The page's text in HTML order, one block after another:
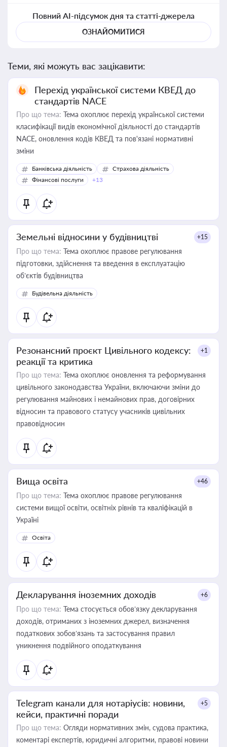
Повний AI-підсумок дня та статті-джерела
ОЗНАЙОМИТИСЯ
Теми, які можуть вас зацікавити:
Перехід української системи КВЕД до
стандартів NACE
Про що тема: Тема охоплює перехід української системи
класифікації видів економічної діяльності до стандартів
NACE, оновлення кодів КВЕД та пов'язані нормативні
зміни
Банківська діяльність
Страхова діяльність
Фінансові послуги
+13
Земельні відносини у будівництві +15
Про що тема: Тема охоплює правове регулювання
підготовки, здійснення та введення в експлуатацію
об’єктів будівництва
Будівельна діяльність
Резонансний проєкт Цивільного кодексу:
реакції та критика
+1
Про що тема: Тема охоплює оновлення та реформування
цивільного законодавства України, включаючи зміни до
регулювання майнових і немайнових прав, договірних
відносин та правового статусу учасників цивільних
правовідносин
Вища освіта +46
Про що тема: Тема охоплює правове регулювання
системи вищої освіти, освітніх рівнів та кваліфікацій в
Україні
Освіта
Декларування іноземних доходів +6
Про що тема: Тема стосується обов’язку декларування
доходів, отриманих з іноземних джерел, визначення
податкових зобов’язань та застосування правил
уникнення подвійного оподаткування
Telegram канали для нотаріусів: новини,
кейси, практичні поради
+5
Про що тема: Огляди нормативних змін, судова практика,
коментарі експертів, юридичні алгоритми, правові новини